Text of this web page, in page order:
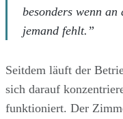
besonders wenn
jemand fehlt.”
Seitdem läuft der
sich darauf
funktioniert. Der